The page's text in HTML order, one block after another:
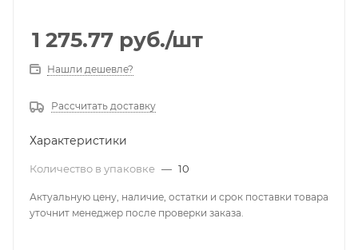
1 275.77 руб./шт
Нашли дешевле?
Рассчитать доставку
Характеристики
Количество в упаковке — 10
Актуальную цену, наличие, остатки и срок поставки товара
уточнит менеджер после проверки заказа.